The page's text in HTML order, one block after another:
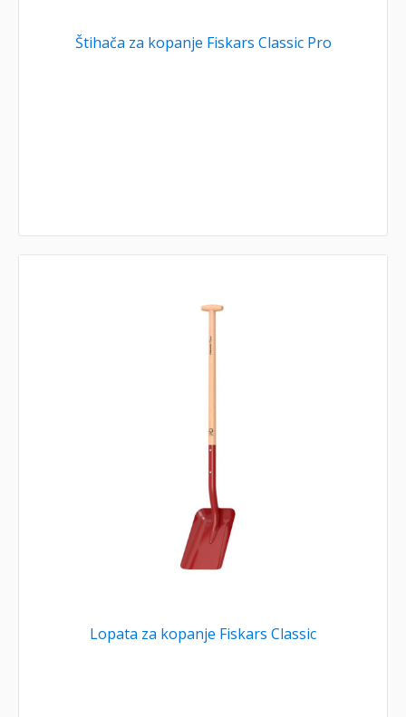
Štihača za kopanje Fiskars Classic Pro
Lopata za kopanje Fiskars Classic